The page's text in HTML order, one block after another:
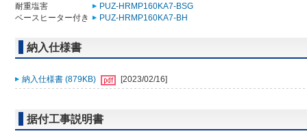
耐重塩害
PUZ-HRMP160KA7-BSG
ベースヒーター付き
PUZ-HRMP160KA7-BH
納入仕様書
納入仕様書 (879KB) [2023/02/16]
据付工事説明書